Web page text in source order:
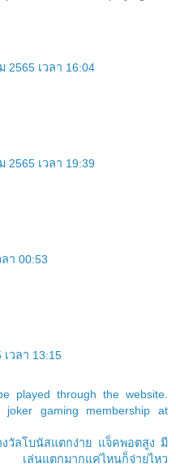
2565 เวลา 16:04
2565 เวลา 19:39
า 00:53
วลา 13:15
played through the website.
gaming membership at
งวัลโบนัสแตกง่าย แจ็คพอตสูง มี
เล่นแตกมากแค่ไหนก็จ่ายไหว